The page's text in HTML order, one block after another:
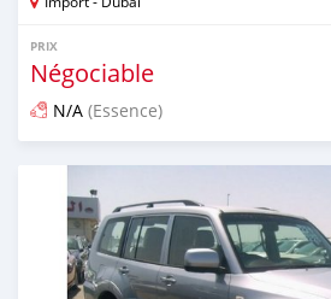
PRIX
Négociable
N/A (Essence)
Publié il y a plus de 6 ans